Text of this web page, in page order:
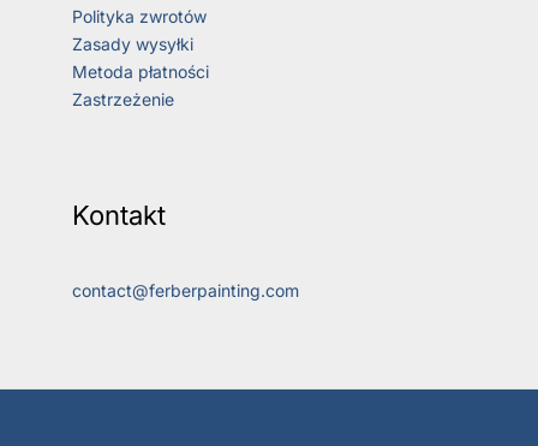
Polityka zwrotów
Zasady wysyłki
Metoda płatności
Zastrzeżenie
Kontakt
contact@ferberpainting.com